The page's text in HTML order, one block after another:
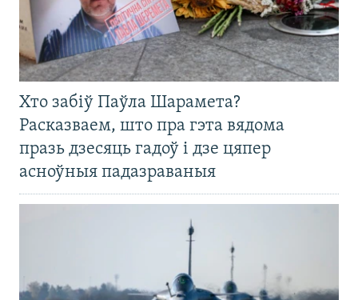
Хто забіў Паўла Шарамета?
Расказваем, што пра гэта вядома
празь дзесяць гадоў і дзе цяпер
асноўныя падазраваныя